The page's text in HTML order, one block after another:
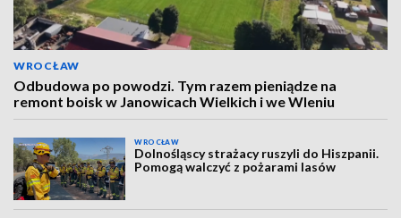
WROCŁAW
Odbudowa po powodzi. Tym razem pieniądze na
remont boisk w Janowicach Wielkich i we Wleniu
WROCŁAW
Dolnośląscy strażacy ruszyli do Hiszpanii.
Pomogą walczyć z pożarami lasów